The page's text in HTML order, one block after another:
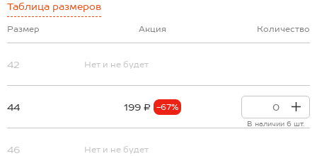
Таблица размеров
Размер Акция Количество
42 Нет и не будет
44 199 ₽ -67%
В наличии 6 шт.
46 Нет и не будет